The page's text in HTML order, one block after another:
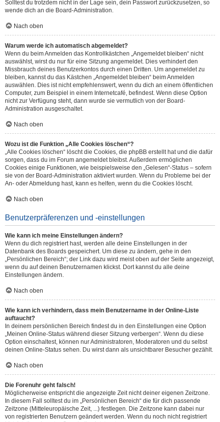
Solltest du trotzdem nicht in der Lage sein, dein Passwort zurückzusetzen, so
wende dich an die Board-Administration.
Nach oben
Warum werde ich automatisch abgemeldet?
Wenn du beim Anmelden das Kontrollkästchen „Angemeldet bleiben“ nicht
auswählst, wirst du nur für eine Sitzung angemeldet. Dies verhindert den
Missbrauch deines Benutzerkontos durch einen Dritten. Um angemeldet zu
bleiben, kannst du das Kästchen „Angemeldet bleiben“ beim Anmelden
auswählen. Dies ist nicht empfehlenswert, wenn du dich an einem öffentlichen
Computer, zum Beispiel in einem Internetcafé, befindest. Wenn diese Option
nicht zur Verfügung steht, dann wurde sie vermutlich von der Board-
Administration ausgeschaltet.
Nach oben
Wozu ist die Funktion „Alle Cookies löschen“?
„Alle Cookies löschen“ löscht die Cookies, die phpBB erstellt hat und die dafür
sorgen, dass du im Forum angemeldet bleibst. Außerdem ermöglichen
Cookies einige Funktionen, wie beispielsweise den „Gelesen“-Status – sofern
sie von der Board-Administration aktiviert wurden. Wenn du Probleme bei der
An- oder Abmeldung hast, kann es helfen, wenn du die Cookies löscht.
Nach oben
Benutzerpräferenzen und -einstellungen
Wie kann ich meine Einstellungen ändern?
Wenn du dich registriert hast, werden alle deine Einstellungen in der
Datenbank des Boards gespeichert. Um diese zu ändern, gehe in den
„Persönlichen Bereich“; der Link dazu wird meist oben auf der Seite angezeigt,
wenn du auf deinen Benutzernamen klickst. Dort kannst du alle deine
Einstellungen ändern.
Nach oben
Wie kann ich verhindern, dass mein Benutzername in der Online-Liste
auftaucht?
In deinem persönlichen Bereich findest du in den Einstellungen eine Option
„Meinen Online-Status während dieser Sitzung verbergen“. Wenn du diese
Option einschaltest, können nur Administratoren, Moderatoren und du selbst
deinen Online-Status sehen. Du wirst dann als unsichtbarer Besucher gezählt.
Nach oben
Die Forenuhr geht falsch!
Möglicherweise entspricht die angezeigte Zeit nicht deiner eigenen Zeitzone.
In diesem Fall solltest du im „Persönlichen Bereich“ die für dich passende
Zeitzone (Mitteleuropäische Zeit, ...) festlegen. Die Zeitzone kann dabei nur
von registrierten Benutzern geändert werden. Wenn du noch nicht registriert